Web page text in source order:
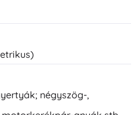
négyszög-,